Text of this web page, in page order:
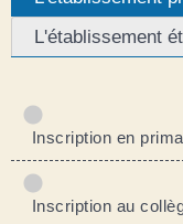
L'établissement
Inscription en
Inscription au